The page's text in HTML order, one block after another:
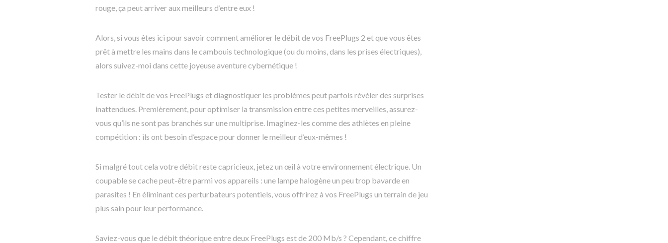
rouge, ça peut arriver aux meilleurs d’entre eux !
Alors, si vous êtes ici pour savoir comment améliorer le débit de vos FreePlugs 2 et que vous êtes
prêt à mettre les mains dans le cambouis technologique (ou du moins, dans les prises électriques),
alors suivez-moi dans cette joyeuse aventure cybernétique !
Tester le débit de vos FreePlugs et diagnostiquer les problèmes peut parfois révéler des surprises
inattendues. Premièrement, pour optimiser la transmission entre ces petites merveilles, assurez-
vous qu’ils ne sont pas branchés sur une multiprise. Imaginez-les comme des athlètes en pleine
compétition : ils ont besoin d’espace pour donner le meilleur d’eux-mêmes !
Si malgré tout cela votre débit reste capricieux, jetez un œil à votre environnement électrique. Un
coupable se cache peut-être parmi vos appareils : une lampe halogène un peu trop bavarde en
parasites ! En éliminant ces perturbateurs potentiels, vous offrirez à vos FreePlugs un terrain de jeu
plus sain pour leur performance.
Saviez-vous que le débit théorique entre deux FreePlugs est de 200 Mb/s ? Cependant, ce chiffre